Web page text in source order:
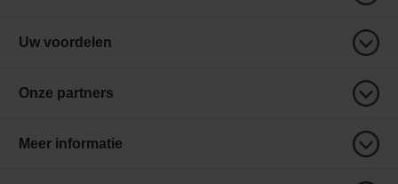
Uw voordelen
Onze partners
Meer informatie